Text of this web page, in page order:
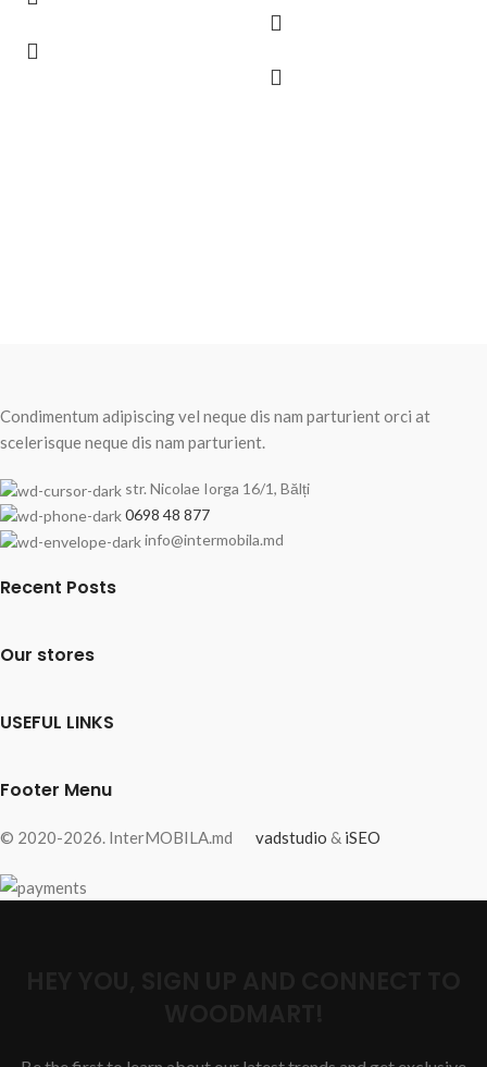
Condimentum adipiscing vel neque dis nam parturient orci at
scelerisque neque dis nam parturient.
str. Nicolae Iorga 16/1, Bălți
0698 48 877
info@intermobila.md
Recent Posts
Our stores
USEFUL LINKS
Footer Menu
© 2020-2026. InterMOBILA.md vadstudio & iSEO